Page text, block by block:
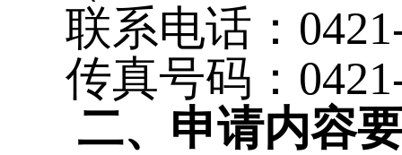
联系电话：
传真号码：
二、申请内容